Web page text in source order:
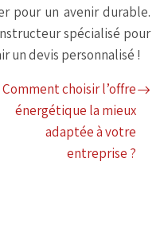
pour un avenir durable.
spécialisé pour
un devis personnalisé !
Comment choisir l’offre
énergétique la mieux
adaptée à votre
entreprise ?